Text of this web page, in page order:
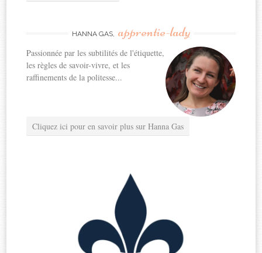
HANNA GAS, apprentie-lady
Passionnée par les subtilités de l'étiquette,
les règles de savoir-vivre, et les
raffinements de la politesse...
Cliquez ici pour en savoir plus sur Hanna Gas